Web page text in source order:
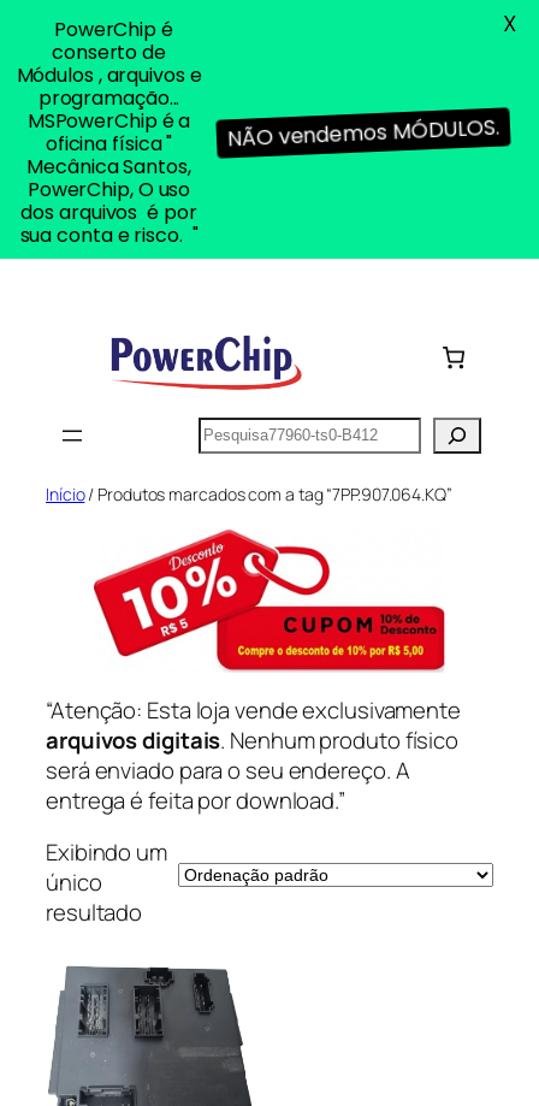
Pesquisar
Início/ Produtos marcados com a tag “7PP.907.064.KQ”
“Atenção: Esta loja vende exclusivamente
arquivos digitais. Nenhum produto físico
será enviado para o seu endereço. A
entrega é feita por download.”
Exibindo um
único
resultado
PowerChip é
conserto de
Módulos , arquivos e
programação...
MSPowerChip é a
oficina física "
Mecânica Santos,
PowerChip, O uso
dos arquivos é por
sua conta e risco. "
NÃO vendemos MÓDULOS.
X